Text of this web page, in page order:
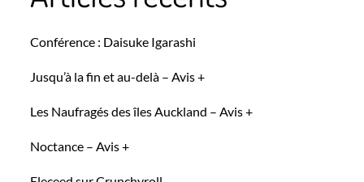
Conférence : Daisuke Igarashi
Jusqu’à la fin et au-delà – Avis +
Les Naufragés des îles Auckland – Avis +
Noctance – Avis +